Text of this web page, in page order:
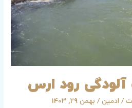
رود ارس
/ ادمین/ بهمن 29, 1403